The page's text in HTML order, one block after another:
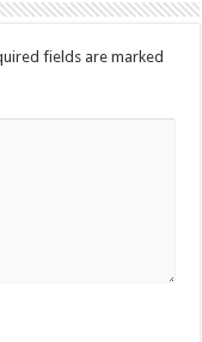
fields are marked